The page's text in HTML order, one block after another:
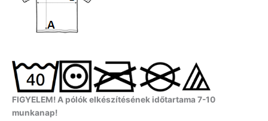
FIGYELEM! A pólók elkészítésének időtartama 7-10
munkanap!